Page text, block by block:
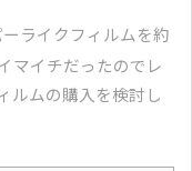
ライクフィルムを約
マイチだったのでレ
ルムの購入を検討し